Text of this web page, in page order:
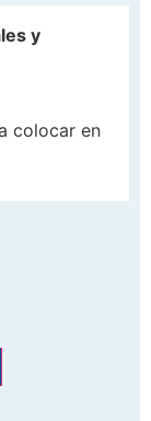
y
colocar en